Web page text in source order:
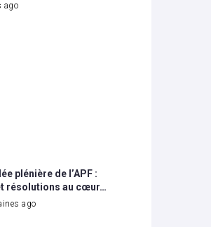
ago
plénière de l’APF :
résolutions au cœur…
ago